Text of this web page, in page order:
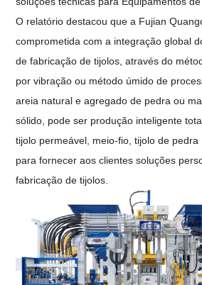
O relatório destacou que a Fujian
comprometida com a integração global
de fabricação de tijolos, através do
por vibração ou método úmido de
areia natural e agregado de pedra ou
sólido, pode ser produção inteligente
tijolo permeável, meio-fio, tijolo de pedra
para fornecer aos clientes soluções
fabricação de tijolos.